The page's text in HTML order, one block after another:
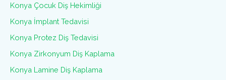
Konya Çocuk Diş Hekimliği
Konya İmplant Tedavisi
Konya Protez Diş Tedavisi
Konya Zirkonyum Diş Kaplama
Konya Lamine Diş Kaplama